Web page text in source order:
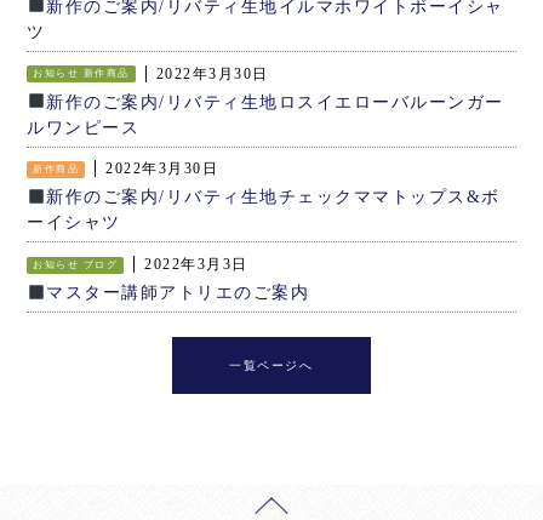
新作のご案内/リバティ生地イルマホワイトボーイシャ
ツ
お知らせ 新作商品 2022年3月30日
新作のご案内/リバティ生地ロスイエローバルーンガー
ルワンピース
新作商品 2022年3月30日
新作のご案内/リバティ生地チェックママトップス&ボ
ーイシャツ
お知らせ ブログ 2022年3月3日
マスター講師アトリエのご案内
一覧ページへ